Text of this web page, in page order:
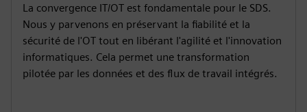
La convergence IT/OT est fondamentale pour le SDS.
Nous y parvenons en préservant la fiabilité et la
sécurité de l'OT tout en libérant l'agilité et l'innovation
informatiques. Cela permet une transformation
pilotée par les données et des flux de travail intégrés.